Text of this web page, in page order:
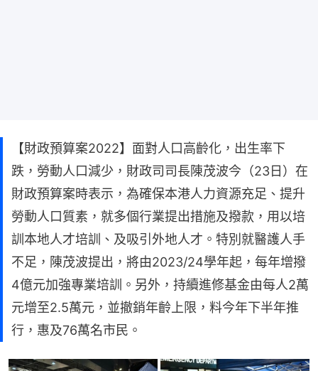
【財政預算案2022】面對人口高齡化，出生率下
跌，勞動人口減少，財政司司長陳茂波今（23日）在
財政預算案時表示，為確保本港人力資源充足、提升
勞動人口質素，就多個行業提出措施及撥款，用以培
訓本地人才培訓、及吸引外地人才。特別就醫護人手
不足，陳茂波提出，將由2023/24學年起，每年增撥
4億元加強專業培訓。另外，持續進修基金由每人2萬
元增至2.5萬元，並撤銷年齡上限，料今年下半年推
行，惠及76萬名市民。